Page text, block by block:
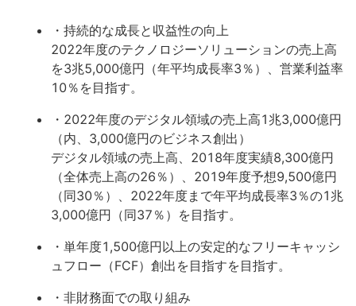
・持続的な成長と収益性の向上
2022年度のテクノロジーソリューションの売上高
を3兆5,000億円（年平均成長率3％）、営業利益率
10％を目指す。
・2022年度のデジタル領域の売上高1兆3,000億円
（内、3,000億円のビジネス創出）
デジタル領域の売上高、2018年度実績8,300億円
（全体売上高の26％）、2019年度予想9,500億円
（同30％）、2022年度まで年平均成長率3％の1兆
3,000億円（同37％）を目指す。
・単年度1,500億円以上の安定的なフリーキャッシ
ュフロー（FCF）創出を目指すを目指す。
・非財務面での取り組み